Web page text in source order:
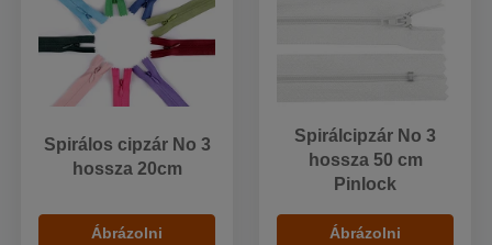
Spirálos cipzár No 3
hossza 20cm
Ábrázolni
Spirálcipzár No 3
hossza 50 cm
Pinlock
Ábrázolni